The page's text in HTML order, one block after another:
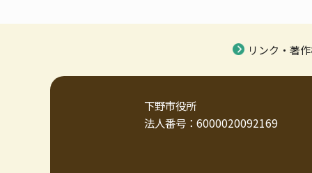
リンク・著
下野市役所
法人番号：6000020092169